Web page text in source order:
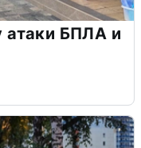
атаки БПЛА и